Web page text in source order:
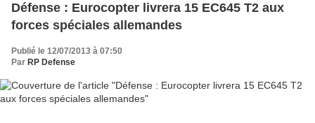
Défense : Eurocopter livrera 15 EC645 T2 aux
forces spéciales allemandes
Publié le 12/07/2013 à 07:50
Par RP Defense